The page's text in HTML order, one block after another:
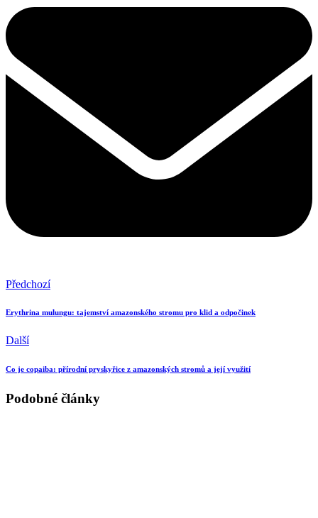
Předchozí
Erythrina mulungu: tajemství amazonského stromu pro klid a odpočinek
Další
Co je copaiba: přírodní pryskyřice z amazonských stromů a její využití
Podobné články